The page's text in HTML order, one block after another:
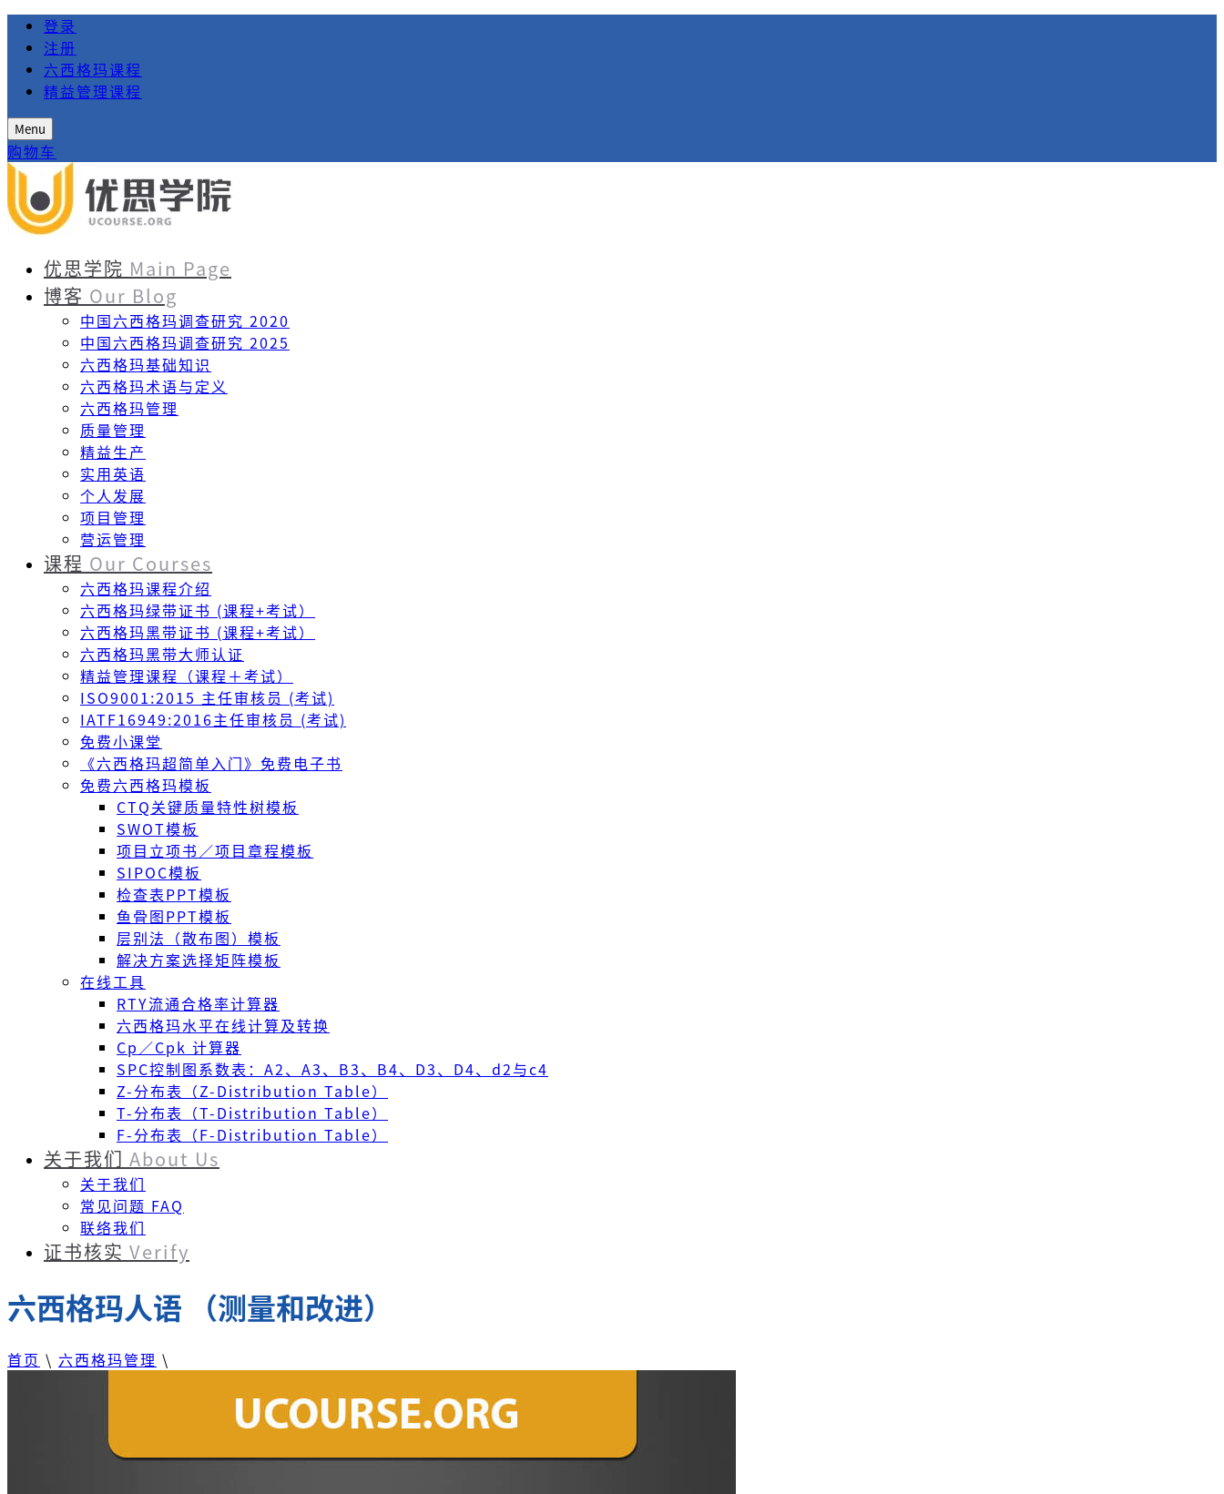
登录
注册
六西格玛课程
精益管理课程
Menu
购物车
优思学院 Main Page
博客 Our Blog
中国六西格玛调查研究 2020
中国六西格玛调查研究 2025
六西格玛基础知识
六西格玛术语与定义
六西格玛管理
质量管理
精益生产
实用英语
个人发展
项目管理
营运管理
课程 Our Courses
六西格玛课程介绍
六西格玛绿带证书 (课程+考试）
六西格玛黑带证书 (课程+考试）
六西格玛黑带大师认证
精益管理课程（课程＋考试）
ISO9001:2015 主任审核员 (考试)
IATF16949:2016主任审核员 (考试)
免费小课堂
《六西格玛超简单入门》免费电子书
免费六西格玛模板
CTQ关键质量特性树模板
SWOT模板
项目立项书／项目章程模板
SIPOC模板
检查表PPT模板
鱼骨图PPT模板
层别法（散布图）模板
解决方案选择矩阵模板
在线工具
RTY流通合格率计算器
六西格玛水平在线计算及转换
Cp／Cpk 计算器
SPC控制图系数表：A2、A3、B3、B4、D3、D4、d2与c4
Z-分布表（Z-Distribution Table）
T-分布表（T-Distribution Table）
F-分布表（F-Distribution Table）
关于我们 About Us
关于我们
常见问题 FAQ
联络我们
证书核实 Verify
六西格玛人语 （测量和改进）
首页 \ 六西格玛管理 \